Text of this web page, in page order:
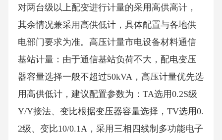
对两台级以上配变进行计量的采用高供高计，
其余情况兼采用高供低计，具体配置与各地供
电部门要求为准。高压计量市电设备材料通信
基站计量：由于通信基站负荷不大，配电变压
器容量选择一般不超过50kVA，高压计量优先选
用高供低计，建议配置参数为：TA选用0.2S级
Y/Y接法、变比根据变压器容量选择，TV选用0.
2级、变比10/0.1A，采用三相四线制多功能电子